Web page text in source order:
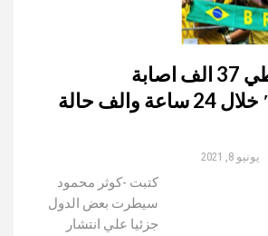
البرازيل تتخطي 37 الف اصابة
بـ”كوفيد-19″ خلال 24 ساعة والف حالة
يونيو 8, 2021
كتبت -كوثر محمود
سيطرت بعض الدول
جزئيا علي انتشار